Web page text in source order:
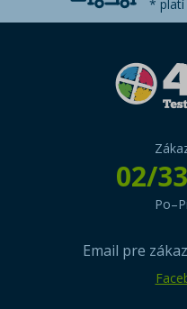
* platí
02/
Email pre